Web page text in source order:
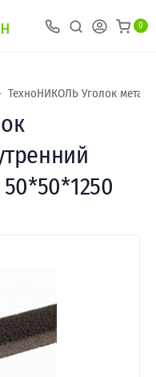
0
ТехноНИКОЛЬ Уголок
50*50*1250